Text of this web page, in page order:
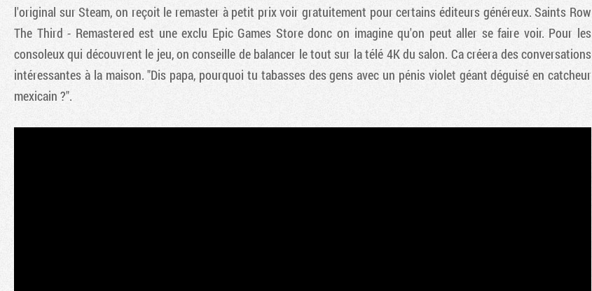
l'original sur Steam, on reçoit le remaster à petit prix voir gratuitement pour certains éditeurs généreux. Saints Row
The Third - Remastered est une exclu Epic Games Store donc on imagine qu'on peut aller se faire voir. Pour les
consoleux qui découvrent le jeu, on conseille de balancer le tout sur la télé 4K du salon. Ca créera des conversations
intéressantes à la maison. "Dis papa, pourquoi tu tabasses des gens avec un pénis violet géant déguisé en catcheur
mexicain ?".